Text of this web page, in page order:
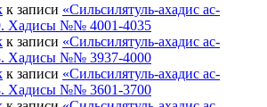
к записи «Сильсилятуль-ахадис ас-
Хадисы №№ 4001-4035
к записи «Сильсилятуль-ахадис ас-
Хадисы №№ 3937-4000
к записи «Сильсилятуль-ахадис ас-
Хадисы №№ 3601-3700